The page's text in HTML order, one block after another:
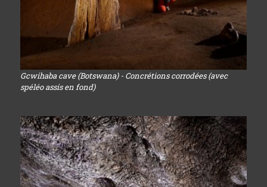
Gcwihaba cave (Botswana) - Concrétions corrodées (avec
spéléo assis en fond)